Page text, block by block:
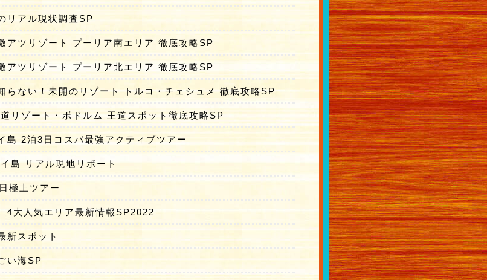
リアル現状調査SP
アツリゾート プーリア南エリア 徹底攻略SP
アツリゾート プーリア北エリア 徹底攻略SP
らない！未開のリゾート トルコ・チェシュメ 徹底攻略SP
リゾート・ボドルム 王道スポット徹底攻略SP
島 2泊3日コスパ最強アクティブツアー
島 リアル現地リポート
極上ツアー
大人気エリア最新情報SP2022
新スポット
い海SP